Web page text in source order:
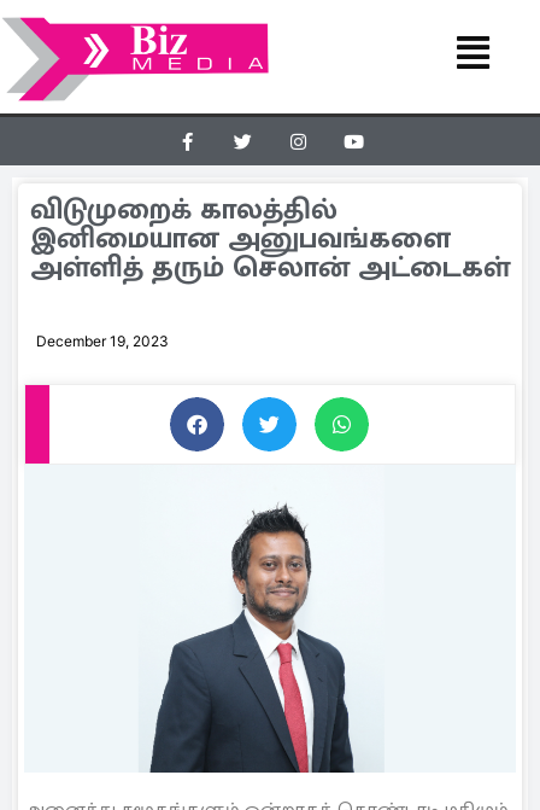
விடுமுறைக் காலத்தில்
இனிமையான அனுபவங்களை
அள்ளித் தரும் செலான் அட்டைகள்
December 19, 2023